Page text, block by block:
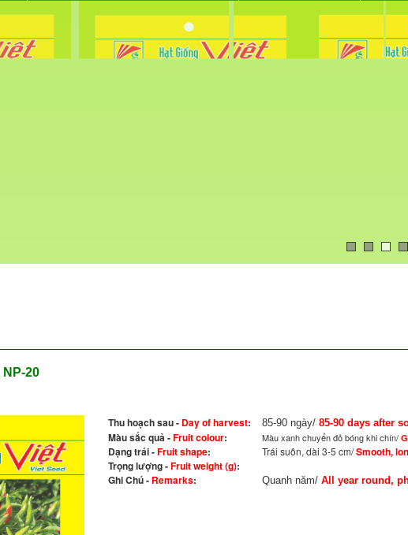
NP-20
Thu hoạch sau - Day of harvest: 85-90 ngày/ 85-90 days after
Màu sắc quả -Fruit colour: Màu xanh chuyển đỏ bóng khi chín/
Dạng trái -Fruit shape: Trái suôn, dài 3-5 cm/Smooth,
Trọng lượng -Fruit weight (g):
Ghi Chú - Remarks: Quanh năm/ All year round,